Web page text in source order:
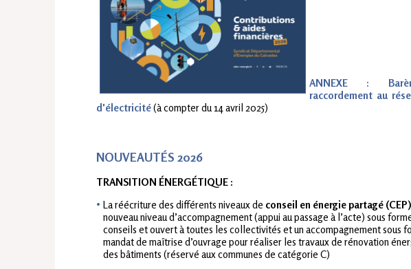
ANNEXE :
raccordement au
d'électricité(à compter du 14 avril 2025)
NOUVEAUTÉS 2026
TRANSITION ÉNERGÉTIQUE :
La réécriture des différents niveaux de conseil en énergie partagé (CEP)
nouveau niveau d’accompagnement (appui au passage à l’acte) sous
conseils et ouvert à toutes les collectivités et un accompagnement sous
mandat de maîtrise d’ouvrage pour réaliser les travaux de rénovation
des bâtiments (réservé aux communes de catégorie C)